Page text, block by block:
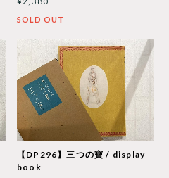
SOLD OUT
【DP296】三つの寶 / display
book